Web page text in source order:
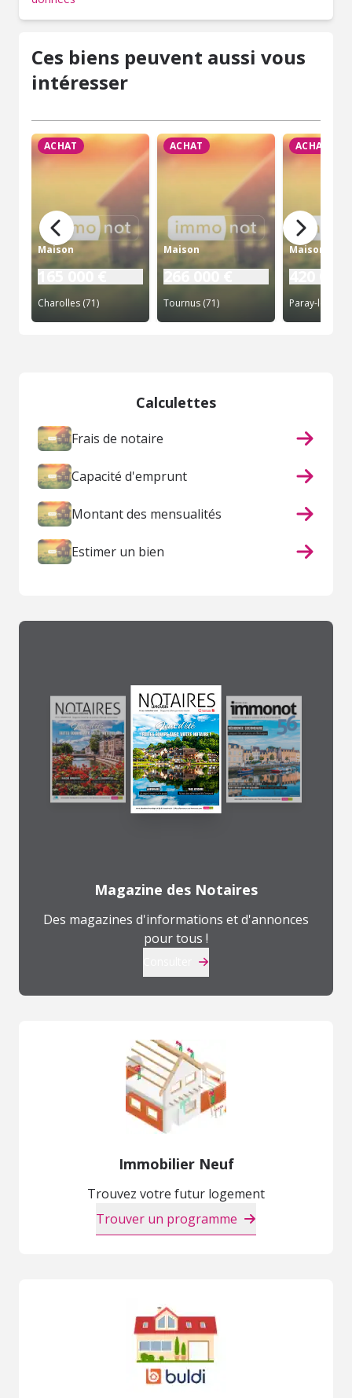
Ces biens peuvent aussi vous
intéresser
ACHAT
Maison
165 000 €
Charolles (71)
ACHAT
Maison
266 000 €
Tournus (71)
ACHAT
Maison
420 000
Paray-le-
Calculettes
Frais de notaire
Capacité d'emprunt
Montant des mensualités
Estimer un bien
Magazine des Notaires
Des magazines d'informations et d'annonces
pour tous !
Immobilier Neuf
Trouvez votre futur logement
Trouver un programme